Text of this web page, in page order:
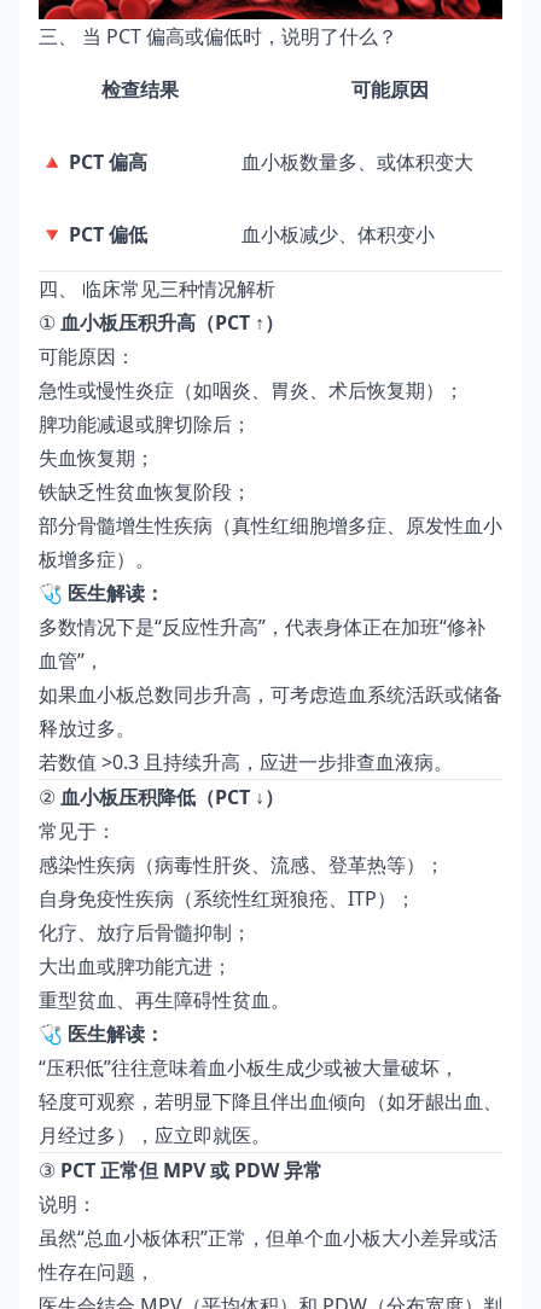
三、 当 PCT 偏高或偏低时，说明了什么？
检查结果
可能原因
🔺 PCT 偏高 血小板数量多、或体积变大
🔻 PCT 偏低 血小板减少、体积变小
四、 临床常见三种情况解析
①血小板压积升高（PCT ↑）
可能原因：
急性或慢性炎症（如咽炎、胃炎、术后恢复期）；
脾功能减退或脾切除后；
失血恢复期；
铁缺乏性贫血恢复阶段；
部分骨髓增生性疾病（真性红细胞增多症、原发性血小
板增多症）。
🩺 医生解读：
多数情况下是“反应性升高”，代表身体正在加班“修补
血管”，
如果血小板总数同步升高，可考虑造血系统活跃或储备
释放过多。
若数值 >0.3 且持续升高，应进一步排查血液病。
②血小板压积降低（PCT ↓）
常见于：
感染性疾病（病毒性肝炎、流感、登革热等）；
自身免疫性疾病（系统性红斑狼疮、ITP）；
化疗、放疗后骨髓抑制；
大出血或脾功能亢进；
重型贫血、再生障碍性贫血。
🩺 医生解读：
“压积低”往往意味着血小板生成少或被大量破坏，
轻度可观察，若明显下降且伴出血倾向（如牙龈出血、
月经过多），应立即就医。
③ PCT 正常但 MPV 或 PDW 异常
说明：
虽然“总血小板体积”正常，但单个血小板大小差异或活
性存在问题，